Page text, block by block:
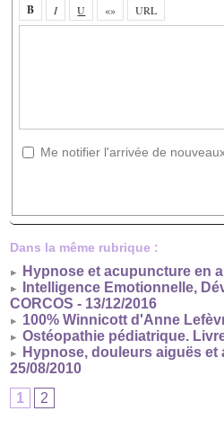
Me notifier l'arrivée de
Dans la même rubrique :
Hypnose et acupuncture en
Intelligence Emotionnelle,
CORCOS - 13/12/2016
100% Winnicott d'Anne
Ostéopathie pédiatrique.
Hypnose, douleurs aiguës
25/08/2010
1
2